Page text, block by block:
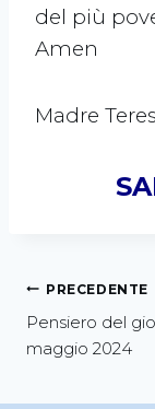
del più
Amen
Madre
PRECEDENTE
Pensiero del
maggio 2024